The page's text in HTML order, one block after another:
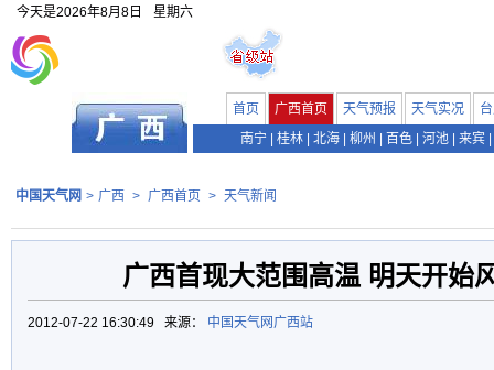
今天是2026年8月8日 星期六
首页 广西首页 天气预报 天气实况
南宁
桂林 北海 柳州 百色 河池 来宾
中国天气网 > 广西 > 广西首页 > 天气新闻
广西首现大范围高温 明天开始
2012-07-22 16:30:49 来源： 中国天气网广西站